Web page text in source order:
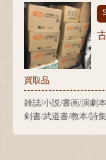
買取品
雑誌/小説/書画/演劇
剣書/武道書/教本/詩